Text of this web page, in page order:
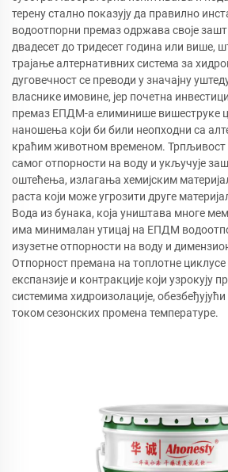
терену стално показују да правилно
водоотпорни премаз одржава своје
двадесет до тридесет година или више,
трајање алтернативних система за
дуговечност се преводи у значајну
власнике имовине, јер почетна
премаз ЕПДМ-а елиминише вишеструке
наношења који би били неопходни са
краћим животном временом. Трпљивост
самог отпорности на воду и укључује
оштећења, излагања хемијским
раста који може угрозити друге
Вода из бунака, која уништава многе
има минималан утицај на ЕПДМ
изузетне отпорности на воду и
Отпорност премана на топлотне циклусе
експанзије и контракције који узрокују
системима хидроизолације,
током сезонских промена температуре.